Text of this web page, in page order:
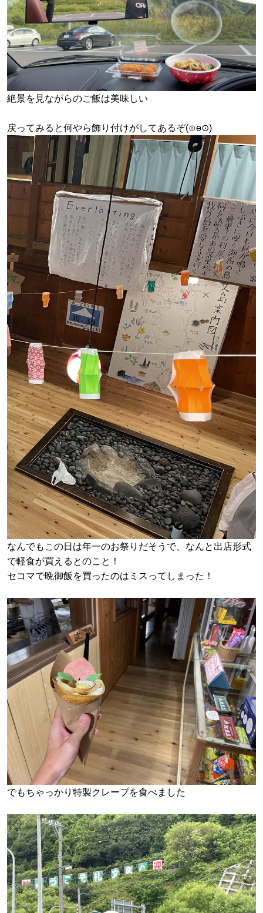
絶景を見ながらのご飯は美味しい
戻ってみると何やら飾り付けがしてあるぞ(⊙ө⊙)
なんでもこの日は年一のお祭りだそうで、なんと出店形式
で軽食が買えるとのこと！
セコマで晩御飯を買ったのはミスってしまった！
でもちゃっかり特製クレープを食べました